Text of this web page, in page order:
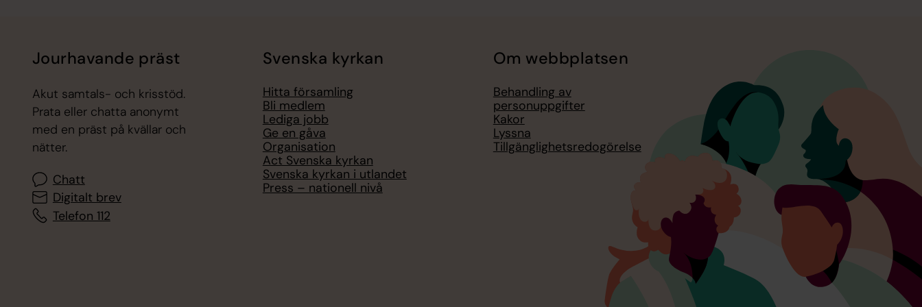
Jourhavande präst
Akut samtals- och krisstöd.
Prata eller chatta anonymt
med en präst på kvällar och
nätter.
Chatt
Digitalt brev
Telefon 112
Svenska kyrkan
Hitta församling
Bli medlem
Lediga jobb
Ge en gåva
Organisation
Act Svenska kyrkan
Svenska kyrkan i utlandet
Press – nationell nivå
Om webbplatsen
Behandling av
personuppgifter
Kakor
Lyssna
Tillgänglighetsredogörelse